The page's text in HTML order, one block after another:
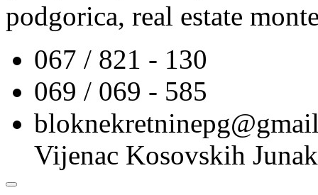
podgorica, real estate
067 / 821 - 130
069 / 069 - 585
Vijenac Kosovskih